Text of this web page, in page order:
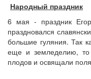
Народный праздник
6 мая - праздник
праздновался
большие гуляния. Так
еще и земледелию,
плодов и освящали